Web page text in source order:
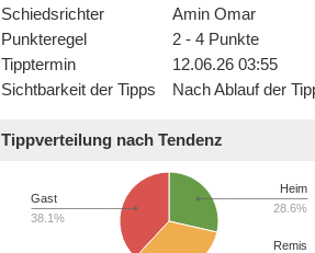
Schiedsrichter
Amin Omar
Punkteregel
2 - 4 Punkte
Tipptermin
12.06.26 03:55
Sichtbarkeit der Tipps
Nach Ablauf der
Tippverteilung nach Tendenz
Heim
28.6%
Remis
Gast
38.1%